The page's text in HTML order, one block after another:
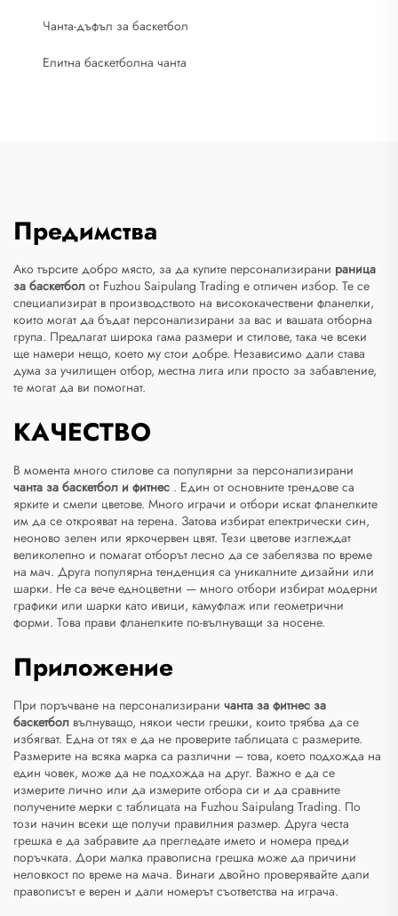
Чанта-дъфъл за баскетбол
Елитна баскетболна чанта
Предимства
Ако търсите добро място, за да купите персонализирани раница
за баскетбол от Fuzhou Saipulang Trading е отличен избор. Те се
специализират в производството на висококачествени фланелки,
които могат да бъдат персонализирани за вас и вашата отборна
група. Предлагат широка гама размери и стилове, така че всеки
ще намери нещо, което му стои добре. Независимо дали става
дума за училищен отбор, местна лига или просто за забавление,
те могат да ви помогнат.
КАЧЕСТВО
В момента много стилове са популярни за персонализирани
чанта за баскетбол и фитнес . Един от основните трендове са
ярките и смели цветове. Много играчи и отбори искат фланелките
им да се открояват на терена. Затова избират електрически син,
неоново зелен или яркочервен цвят. Тези цветове изглеждат
великолепно и помагат отборът лесно да се забелязва по време
на мач. Друга популярна тенденция са уникалните дизайни или
шарки. Не са вече едноцветни — много отбори избират модерни
графики или шарки като ивици, камуфлаж или геометрични
форми. Това прави фланелките по-вълнуващи за носене.
Приложение
При поръчване на персонализирани чанта за фитнес за
баскетбол вълнуващо, някои чести грешки, които трябва да се
избягват. Една от тях е да не проверите таблицата с размерите.
Размерите на всяка марка са различни – това, което подхожда на
един човек, може да не подхожда на друг. Важно е да се
измерите лично или да измерите отбора си и да сравните
получените мерки с таблицата на Fuzhou Saipulang Trading. По
този начин всеки ще получи правилния размер. Друга честа
грешка е да забравите да прегледате името и номера преди
поръчката. Дори малка правописна грешка може да причини
неловкост по време на мача. Винаги двойно проверявайте дали
правописът е верен и дали номерът съответства на играча.